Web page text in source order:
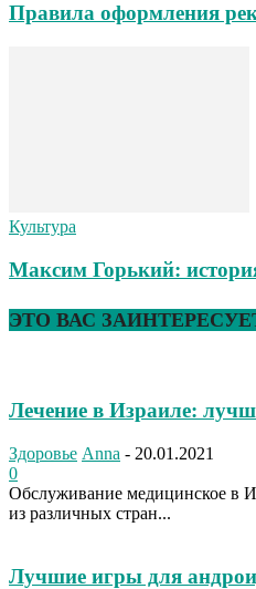
Правила оформления
Культура
Максим Горький:
ЭТО ВАС
Лечение в Израиле:
Здоровье Anna - 20.01.2021
0
Обслуживание медицинское в
из различных стран...
Лучшие игры для